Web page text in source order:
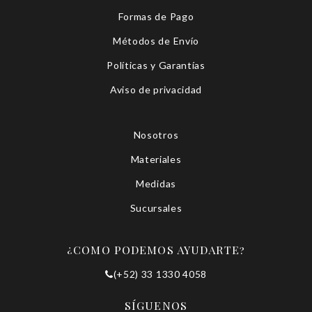
Formas de Pago
Métodos de Envío
Políticas y Garantías
Aviso de privacidad
Nosotros
Materiales
Medidas
Sucursales
¿COMO PODEMOS AYUDARTE?
(+52) 33 1330 4058
SÍGUENOS